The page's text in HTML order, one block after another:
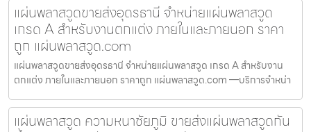
แผ่นพลาสวูดขายส่งอุดรธานี จำหน่ายแผ่นพลาสวูด
เกรด A สำหรับงานตกแต่ง ภายในและภายนอก ราคา
ถูก แผ่นพลาสวูด.com
แผ่นพลาสวูดขายส่งอุดรธานี จำหน่ายแผ่นพลาสวูด เกรด A สำหรับงาน
ตกแต่ง ภายในและภายนอก ราคาถูก แผ่นพลาสวูด.com —บริการจำหน่า
แผ่นพลาสวูด ความหนาชัยภูมิ ขายส่งแผ่นพลาสวูดกัน